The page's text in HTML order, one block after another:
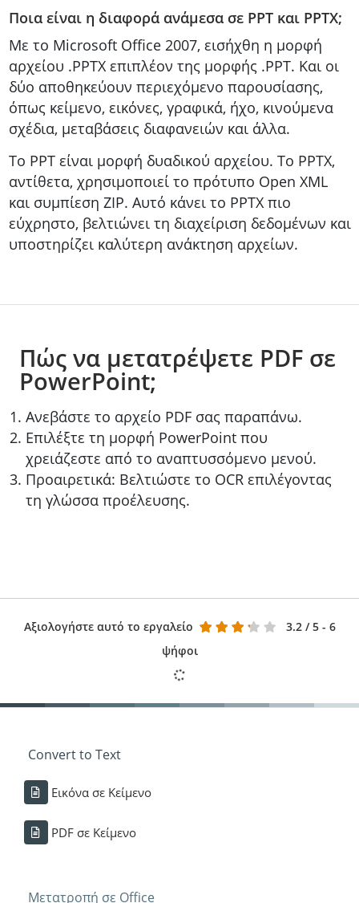
Ποια είναι η διαφορά ανάμεσα σε PPT και PPTX;
Με το Microsoft Office 2007, εισήχθη η μορφή
αρχείου .PPTX επιπλέον της μορφής .PPT. Και οι
δύο αποθηκεύουν περιεχόμενο παρουσίασης,
όπως κείμενο, εικόνες, γραφικά, ήχο, κινούμενα
σχέδια, μεταβάσεις διαφανειών και άλλα.
Το PPT είναι μορφή δυαδικού αρχείου. Το PPTX,
αντίθετα, χρησιμοποιεί το πρότυπο Open XML
και συμπίεση ZIP. Αυτό κάνει το PPTX πιο
εύχρηστο, βελτιώνει τη διαχείριση δεδομένων και
υποστηρίζει καλύτερη ανάκτηση αρχείων.
Πώς να μετατρέψετε PDF σε
PowerPoint;
Ανεβάστε το αρχείο PDF σας παραπάνω.
Επιλέξτε τη μορφή PowerPoint που
χρειάζεστε από το αναπτυσσόμενο μενού.
Προαιρετικά: Βελτιώστε το OCR επιλέγοντας
τη γλώσσα προέλευσης.
Αξιολογήστε αυτό το εργαλείο 3.2 / 5 - 6
ψήφοι
Convert to Text
Εικόνα σε Κείμενο
PDF σε Κείμενο
Μετατροπή σε Office